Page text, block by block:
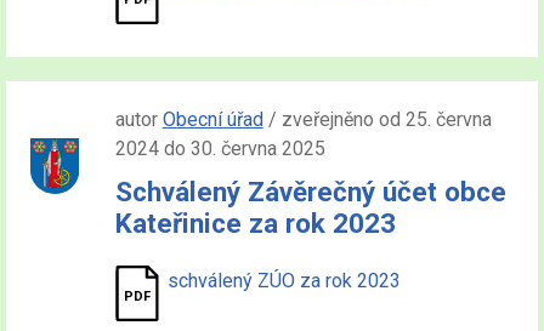
autor Obecní úřad/ zveřejněno od 25. června
2024 do 30. června 2025
Schválený Závěrečný účet obce
Kateřinice za rok 2023
schválený ZÚO za rok 2023